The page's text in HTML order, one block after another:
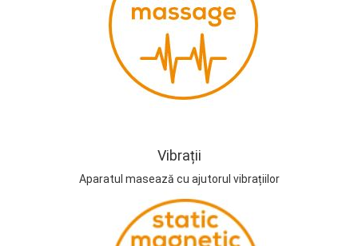
Vibrații
Aparatul masează cu ajutorul vibrațiilor